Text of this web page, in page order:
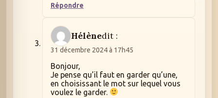
Répondre
Hélènedit :
31 décembre 2024 à 17h45
Bonjour,
Je pense qu’il faut en garder qu’une,
en choisissant le mot sur lequel vous
voulez le garder.